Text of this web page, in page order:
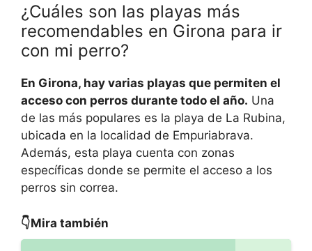
¿Cuáles son las playas más
recomendables en Girona para ir
con mi perro?
En Girona, hay varias playas que permiten el
acceso con perros durante todo el año. Una
de las más populares es la playa de La Rubina,
ubicada en la localidad de Empuriabrava.
Además, esta playa cuenta con zonas
específicas donde se permite el acceso a los
perros sin correa.
👇Mira también